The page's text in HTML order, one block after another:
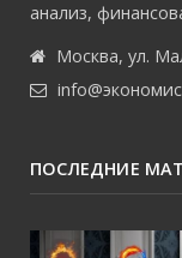
анализ,
Москва, ул.
ПОСЛЕДНИЕ